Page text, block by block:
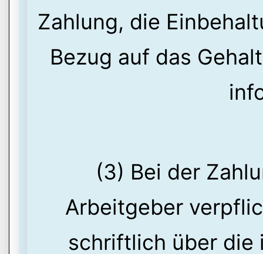
Zahlung, die
Bezug auf das
(3) Bei der
Arbeitgeber
schriftlich über die